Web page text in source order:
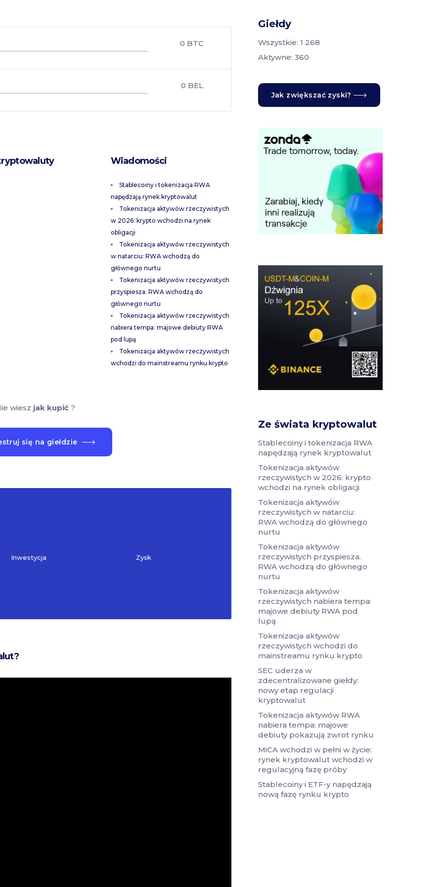
0 BTC
0 BEL
Wiadomości
Stablecoiny i tokenizacja RWA
napędzają rynek kryptowalut
Tokenizacja aktywów rzeczywistych
w 2026: krypto wchodzi na rynek
obligacji
Tokenizacja aktywów rzeczywistych
w natarciu: RWA wchodzą do
głównego nurtu
Tokenizacja aktywów rzeczywistych
przyspiesza. RWA wchodzą do
głównego nurtu
Tokenizacja aktywów rzeczywistych
nabiera tempa: majowe debiuty RWA
pod lupą
Tokenizacja aktywów rzeczywistych
wchodzi do mainstreamu rynku krypto
wiesz jak kupić?
się na giełdzie
Inwestycja Zysk
Giełdy
Wszystkie: 1 268
Aktywne: 360
Jak zwiększać zyski?
Ze świata kryptowalut
Stablecoiny i tokenizacja RWA
napędzają rynek kryptowalut
Tokenizacja aktywów
rzeczywistych w 2026: krypto
wchodzi na rynek obligacji
Tokenizacja aktywów
rzeczywistych w natarciu:
RWA wchodzą do głównego
nurtu
Tokenizacja aktywów
rzeczywistych przyspiesza.
RWA wchodzą do głównego
nurtu
Tokenizacja aktywów
rzeczywistych nabiera tempa:
majowe debiuty RWA pod
lupą
Tokenizacja aktywów
rzeczywistych wchodzi do
mainstreamu rynku krypto
SEC uderza w
zdecentralizowane giełdy:
nowy etap regulacji
kryptowalut
Tokenizacja aktywów RWA
nabiera tempa: majowe
debiuty pokazują zwrot rynku
MiCA wchodzi w pełni w życie:
rynek kryptowalut wchodzi w
regulacyjną fazę próby
Stablecoiny i ETF-y napędzają
nową fazę rynku krypto